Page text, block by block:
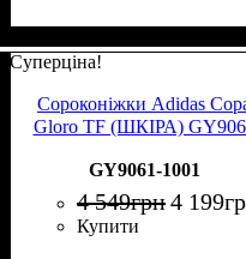
Суперціна!
Сороконіжки Adidas
Gloro TF (ШКІРА)
GY9061-1001
4 549грн4 199
Купити